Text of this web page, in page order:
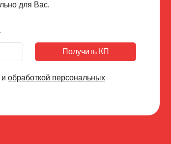
для Вас.
Получить КП
и обработкой персональных